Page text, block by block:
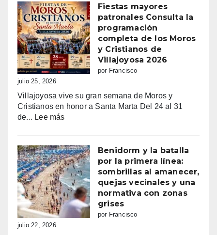
con
Sant
Jaume:
un
día
grande
de
fe,
y
emoción
Fiestas mayores
patronales Consulta la
programación
completa de los Moros
y Cristianos de
Villajoyosa 2026
por Francisco
julio 25, 2026
Villajoyosa vive su gran semana de Moros y
Cristianos en honor a Santa Marta Del 24 al 31
de... Lee más:
patronales
Consulta
la
programación
completa
de
Benidorm y la batalla
por la primera línea:
sombrillas al amanecer,
quejas vecinales y una
normativa con zonas
grises
por Francisco
julio 22, 2026